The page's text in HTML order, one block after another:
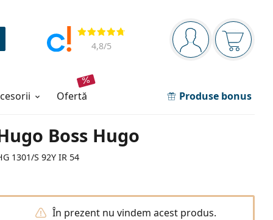
Panou de navigare
Sunteți logat
Coșul
Opinii
4,8/5
ofertă Produse bonus
Boss Hugo
1301/S 92Y IR 54
În prezent nu vindem acest produs.